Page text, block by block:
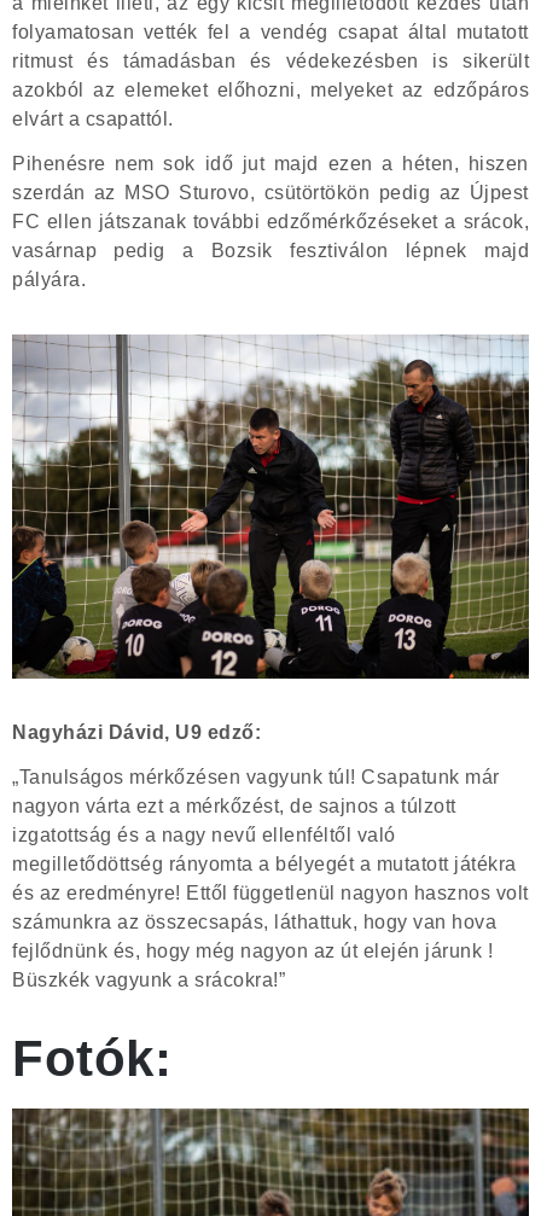
folyamatosan vették fel a vendég csapat által mutatott
ritmust és támadásban és védekezésben is sikerült
azokból az elemeket előhozni, melyeket az edzőpáros
elvárt a csapattól.
Pihenésre nem sok idő jut majd ezen a héten, hiszen
szerdán az MSO Sturovo, csütörtökön pedig az Újpest
FC ellen játszanak további edzőmérkőzéseket a srácok,
vasárnap pedig a Bozsik fesztiválon lépnek majd
pályára.
Nagyházi Dávid, U9 edző:
„Tanulságos mérkőzésen vagyunk túl! Csapatunk már
nagyon várta ezt a mérkőzést, de sajnos a túlzott
izgatottság és a nagy nevű ellenféltől való
megilletődöttség rányomta a bélyegét a mutatott játékra
és az eredményre! Ettől függetlenül nagyon hasznos volt
számunkra az összecsapás, láthattuk, hogy van hova
fejlődnünk és, hogy még nagyon az út elején járunk !
Büszkék vagyunk a srácokra!”
Fotók: